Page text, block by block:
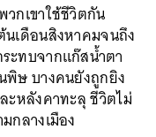
กเขาใช้ชีวิตกัน
เดือนสิงหาคมจนถึง
ะทบจากแก๊สน้ำตา
ษ บางคนยังถูกยิง
ะหลังคาทะลุ ชีวิตไม่
กลางเมือง